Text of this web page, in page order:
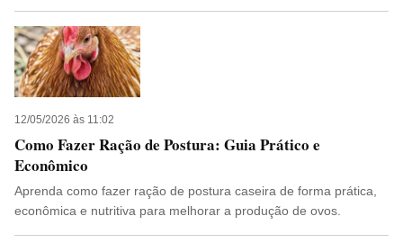
12/05/2026 às 11:02
Como Fazer Ração de Postura: Guia Prático e
Econômico
Aprenda como fazer ração de postura caseira de forma prática,
econômica e nutritiva para melhorar a produção de ovos.